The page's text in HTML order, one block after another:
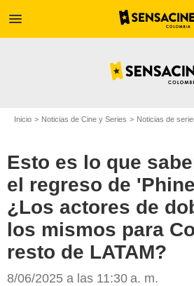
menu
Inicio Noticias de Cine y Series Noticias de
Esto es lo que
el regreso de
¿Los actores de
los mismos para
resto de LATAM?
8/06/2025 a las 11:30 a. m.